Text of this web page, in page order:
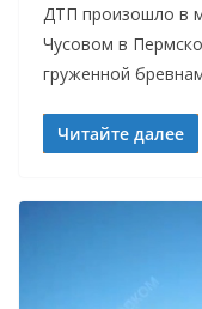
ДТП произошло в
Чусовом в
груженной
Читайте далее